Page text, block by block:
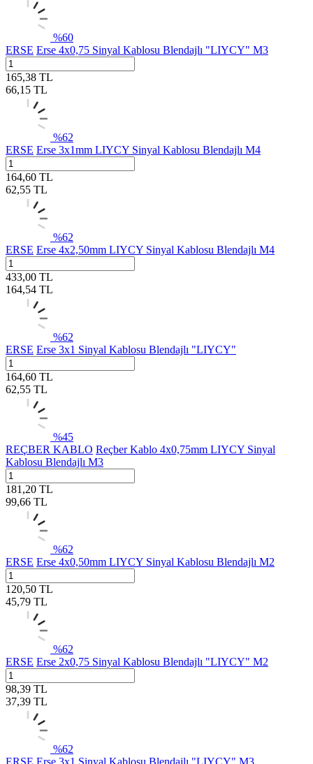
%60
ERSE Erse 4x0,75 Sinyal Kablosu Blendajlı "LIYCY" M3
165,38 TL
66,15 TL
%62
ERSE Erse 3x1mm LIYCY Sinyal Kablosu Blendajlı M4
164,60 TL
62,55 TL
%62
ERSE Erse 4x2,50mm LIYCY Sinyal Kablosu Blendajlı M4
433,00 TL
164,54 TL
%62
ERSE Erse 3x1 Sinyal Kablosu Blendajlı "LIYCY"
164,60 TL
62,55 TL
%45
REÇBER KABLO Reçber Kablo 4x0,75mm LIYCY Sinyal
Kablosu Blendajlı M3
181,20 TL
99,66 TL
%62
ERSE Erse 4x0,50mm LIYCY Sinyal Kablosu Blendajlı M2
120,50 TL
45,79 TL
%62
ERSE Erse 2x0,75 Sinyal Kablosu Blendajlı "LIYCY" M2
98,39 TL
37,39 TL
%62
ERSE Erse 3x1 Sinyal Kablosu Blendajlı "LIYCY" M3